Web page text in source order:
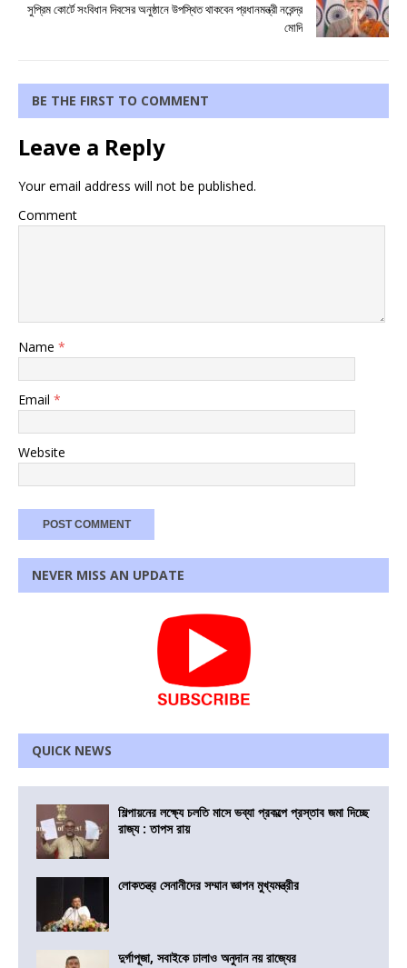
সুপ্রিম কোর্টে সংবিধান দিবসের অনুষ্ঠানে উপস্থিত থাকবেন প্রধানমন্ত্রী নরেন্দ্র
মোদি
BE THE FIRST TO COMMENT
Leave a Reply
Your email address will not be published.
Comment
Name *
Email *
Website
NEVER MISS AN UPDATE
QUICK NEWS
শিল্পায়নের লক্ষ্যে চলতি মাসে ভব্যা প্রকল্পে প্রস্তাব জমা দিচ্ছে
রাজ্য : তাপস রায়
লোকতন্ত্র সেনানীদের সম্মান জ্ঞাপন মুখ্যমন্ত্রীর
দুর্গাপূজা, সবাইকে ঢালাও অনুদান নয় রাজ্যের